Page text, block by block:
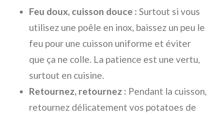
Feu doux, cuisson douce : Surtout si vous
utilisez une poêle en inox, baissez un peu le
feu pour une cuisson uniforme et éviter
que ça ne colle. La patience est une vertu,
surtout en cuisine.
Retournez, retournez : Pendant la cuisson,
retournez délicatement vos potatoes de